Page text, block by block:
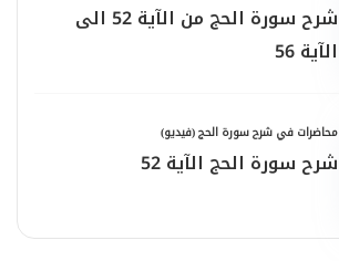
شرح سورة الحج من الآية 52 الى
الآية 56
محاضرات في شرح سورة الحج (فيديو)
شرح سورة الحج الآية 52